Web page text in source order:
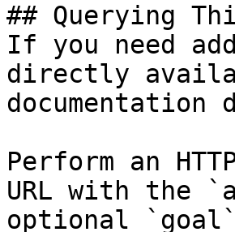
## Querying
If you need
directly
Perform an
URL with the
optional